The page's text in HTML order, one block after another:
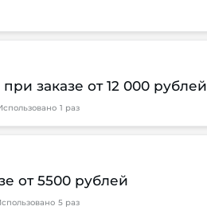
заказе от 12 000 рублей
1 раз
от 5500 рублей
5 раз